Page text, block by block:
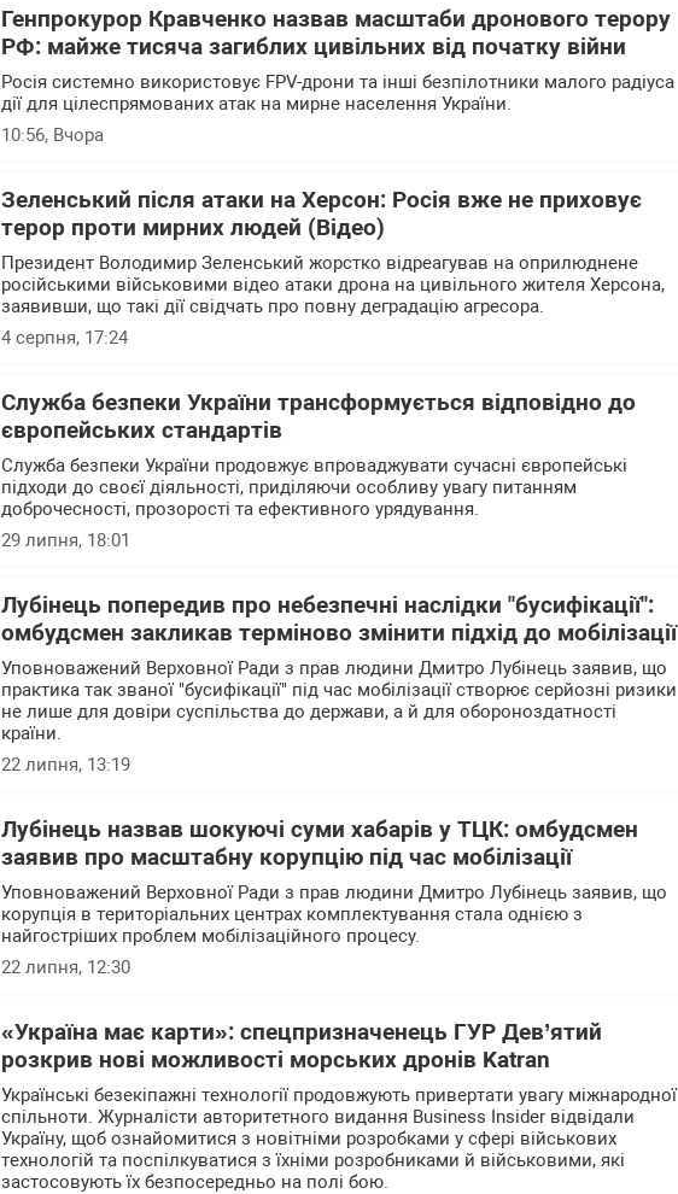
Генпрокурор Кравченко назвав масштаби дронового терору
РФ: майже тисяча загиблих цивільних від початку війни
Росія системно використовує FPV-дрони та інші безпілотники малого радіуса
дії для цілеспрямованих атак на мирне населення України.
10:56, Вчора
Зеленський після атаки на Херсон: Росія вже не приховує
терор проти мирних людей (Відео)
Президент Володимир Зеленський жорстко відреагував на оприлюднене
російськими військовими відео атаки дрона на цивільного жителя Херсона,
заявивши, що такі дії свідчать про повну деградацію агресора.
4 серпня, 17:24
Служба безпеки України трансформується відповідно до
європейських стандартів
Служба безпеки України продовжує впроваджувати сучасні європейські
підходи до своєї діяльності, приділяючи особливу увагу питанням
доброчесності, прозорості та ефективного урядування.
29 липня, 18:01
Лубінець попередив про небезпечні наслідки "бусифікації":
омбудсмен закликав терміново змінити підхід до мобілізації
Уповноважений Верховної Ради з прав людини Дмитро Лубінець заявив, що
практика так званої "бусифікації" під час мобілізації створює серйозні ризики
не лише для довіри суспільства до держави, а й для обороноздатності
країни.
22 липня, 13:19
Лубінець назвав шокуючі суми хабарів у ТЦК: омбудсмен
заявив про масштабну корупцію під час мобілізації
Уповноважений Верховної Ради з прав людини Дмитро Лубінець заявив, що
корупція в територіальних центрах комплектування стала однією з
найгостріших проблем мобілізаційного процесу.
22 липня, 12:30
«Україна має карти»: спецпризначенець ГУР Дев’ятий
розкрив нові можливості морських дронів Katran
Українські безекіпажні технології продовжують привертати увагу міжнародної
спільноти. Журналісти авторитетного видання Business Insider відвідали
Україну, щоб ознайомитися з новітніми розробками у сфері військових
технологій та поспілкуватися з їхніми розробниками й військовими, які
застосовують їх безпосередньо на полі бою.